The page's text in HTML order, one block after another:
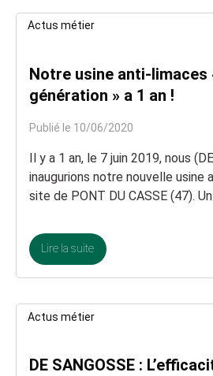
Actus métier
Notre usine anti-limaces
génération » a 1 an !
Publié le 10/06/2020
Il y a 1 an, le 7 juin 2019, nous
inaugurions notre nouvelle usine
site de PONT DU CASSE (47).
Lire la suite
Actus métier
DE SANGOSSE :